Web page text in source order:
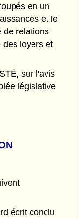
en un
et le
de relations
des loyers et
sur l'avis
législative
écrit conclu